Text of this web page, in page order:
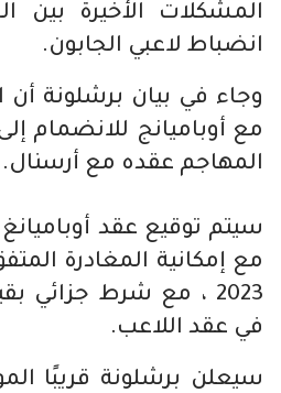
المشكلات الأخيرة بين
انضباط لاعبي الجابون.
وجاء في بيان برشلونة أن
مع أوباميانج للانضمام
المهاجم عقده مع أرسنال.
في عقد اللاعب.
سيعلن برشلونة قريبًا